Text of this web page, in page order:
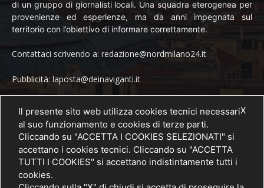
di un gruppo di giornalisti locali. Una squadra eterogenea per
provenienze ed esperienze, ma da anni impegnata sul
territorio con l’obiettivo di informare correttamente.
Contattaci scrivendo a: redazione@nordmilano24.it
Pubblicità: laposta@deinaviganti.it
SEGUICI
X
Il presente sito web utilizza cookies tecnici necessari
al suo funzionamento e cookies di terze parti.
Cliccando su "ACCETTA I COOKIES SELEZIONATI" si
accettano i cookies tecnici. Cliccando su "ACCETTA
TUTTI I COOKIES" si accettano indistintamente tutti i
cookies.